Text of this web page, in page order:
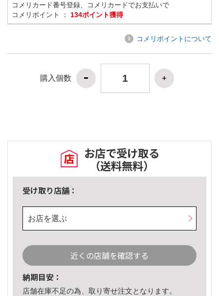
コメリカード番号登録、コメリカードでお支払いで
コメリポイント ： 134ポイント獲得
コメリポイントについて
購入個数
お店で受け取る
（送料無料）
受け取り店舗：
お店を選ぶ
近くの店舗を確認する
納期目安：
店舗在庫不足の為、取り寄せ注文となります。